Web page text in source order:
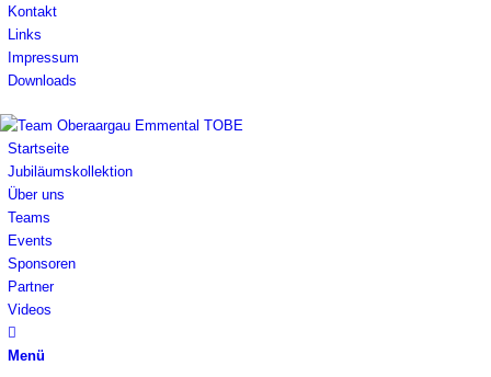
Kontakt
Links
Impressum
Downloads
Startseite
Jubiläumskollektion
Über uns
Teams
Events
Sponsoren
Partner
Videos
Menü